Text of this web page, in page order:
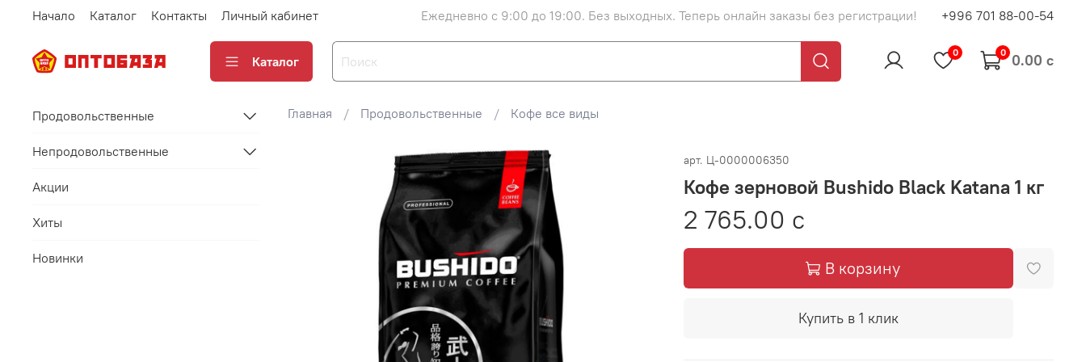
Начало Каталог Контакты Личный кабинет Ежедневно с 9:00 до 19:00. Без выходных. Теперь онлайн заказы без регистрации! +996 701 88-00-54
Каталог
0 0 0.00 с
Главная Продовольственные Кофе все виды
арт. Ц-0000006350
Кофе зерновой Bushido Black Katana 1 кг
2 765.00 с
В корзину
Купить в 1 клик
Продовольственные
Непродовольственные
Акции
Хиты
Новинки